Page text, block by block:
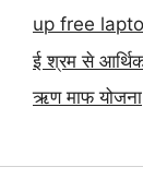
up free
ई श्रम से
ऋण माफ योजना